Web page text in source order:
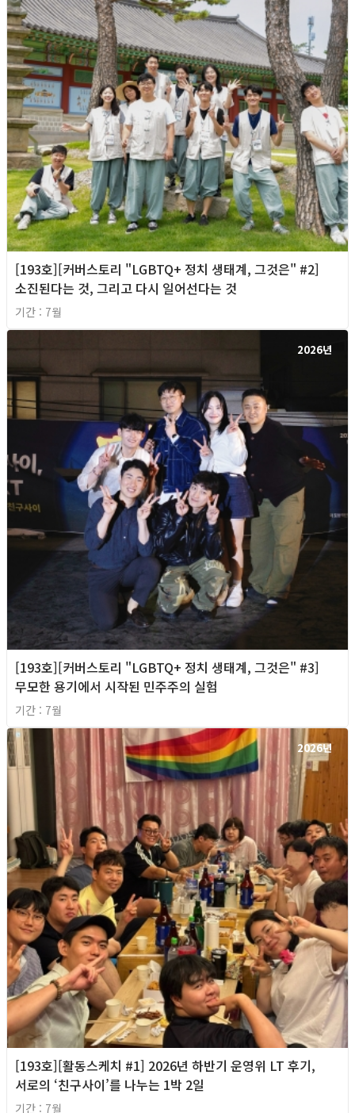
[193호][커버스토리 "LGBTQ+ 정치 생태계, 그것은" #2]
소진된다는 것, 그리고 다시 일어선다는 것
기간 : 7월
2026년
[193호][커버스토리 "LGBTQ+ 정치 생태계, 그것은" #3]
무모한 용기에서 시작된 민주주의 실험
기간 : 7월
2026년
[193호][활동스케치 #1] 2026년 하반기 운영위 LT 후기,
서로의 ‘친구사이’를 나누는 1박 2일
기간 : 7월